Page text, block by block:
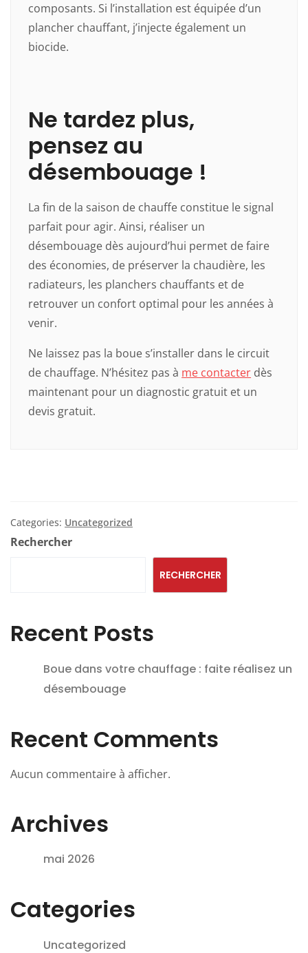
composants. Si l’installation est équipée d’un
plancher chauffant, j’injecte également un
biocide.
Ne tardez plus,
pensez au
désembouage !
La fin de la saison de chauffe constitue le signal
parfait pour agir. Ainsi, réaliser un
désembouage dès aujourd’hui permet de faire
des économies, de préserver la chaudière, les
radiateurs, les planchers chauffants et de
retrouver un confort optimal pour les années à
venir.
Ne laissez pas la boue s’installer dans le circuit
de chauffage. N’hésitez pas à me contacter dès
maintenant pour un diagnostic gratuit et un
devis gratuit.
Categories: Uncategorized
Rechercher
RECHERCHER
Recent Posts
Boue dans votre chauffage : faite réalisez un
désembouage
Recent Comments
Aucun commentaire à afficher.
Archives
mai 2026
Categories
Uncategorized